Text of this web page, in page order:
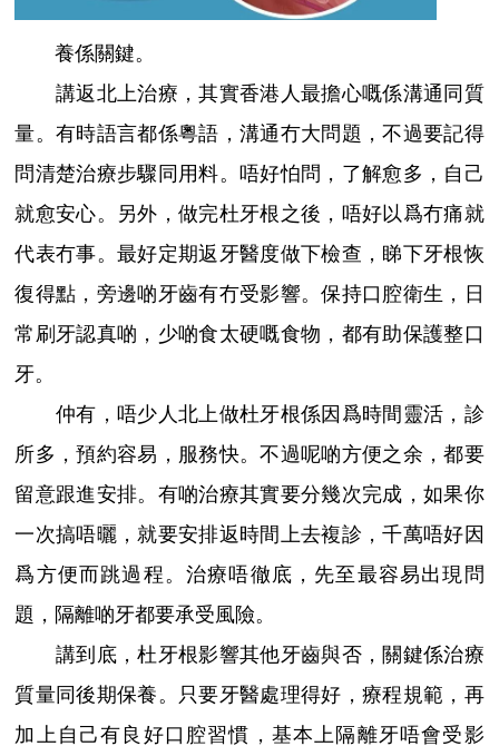
養係關鍵。
講返北上治療，其實香港人最擔心嘅係溝通同質
量。有時語言都係粵語，溝通冇大問題，不過要記得
問清楚治療步驟同用料。唔好怕問，了解愈多，自己
就愈安心。另外，做完杜牙根之後，唔好以爲冇痛就
代表冇事。最好定期返牙醫度做下檢查，睇下牙根恢
復得點，旁邊啲牙齒有冇受影響。保持口腔衛生，日
常刷牙認真啲，少啲食太硬嘅食物，都有助保護整口
牙。
仲有，唔少人北上做杜牙根係因爲時間靈活，診
所多，預約容易，服務快。不過呢啲方便之余，都要
留意跟進安排。有啲治療其實要分幾次完成，如果你
一次搞唔曬，就要安排返時間上去複診，千萬唔好因
爲方便而跳過程。治療唔徹底，先至最容易出現問
題，隔離啲牙都要承受風險。
講到底，杜牙根影響其他牙齒與否，關鍵係治療
質量同後期保養。只要牙醫處理得好，療程規範，再
加上自己有良好口腔習慣，基本上隔離牙唔會受影